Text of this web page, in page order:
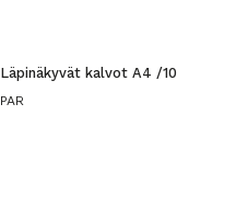
Läpinäkyvät kalvot A4 /10
PAR